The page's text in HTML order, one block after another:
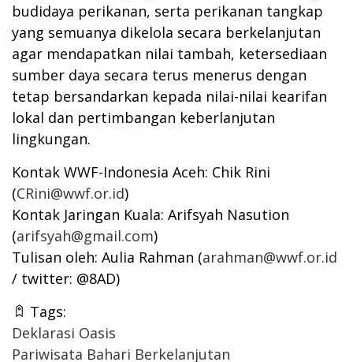
budidaya perikanan, serta perikanan tangkap
yang semuanya dikelola secara berkelanjutan
agar mendapatkan nilai tambah, ketersediaan
sumber daya secara terus menerus dengan
tetap bersandarkan kepada nilai-nilai kearifan
lokal dan pertimbangan keberlanjutan
lingkungan.
Kontak WWF-Indonesia Aceh: Chik Rini
(CRini@wwf.or.id)
Kontak Jaringan Kuala: Arifsyah Nasution
(arifsyah@gmail.com)
Tulisan oleh: Aulia Rahman (arahman@wwf.or.id
/ twitter: @8AD)
Tags:
Deklarasi Oasis
Pariwisata Bahari Berkelanjutan